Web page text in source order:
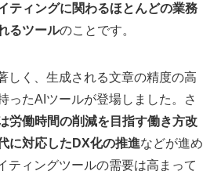
ティングに関わるほとんどの業務
るツールのことです。
しく、生成される文章の精度の高
ったAIツールが登場しました。さ
労働時間の削減を目指す働き方改
に対応したDX化の推進などが進め
ティングツールの需要は高まって